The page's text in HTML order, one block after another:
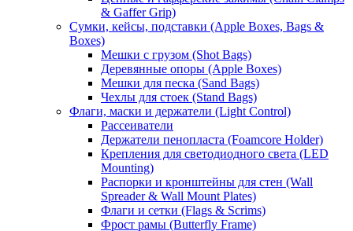
& Gaffer Grip)
Сумки, кейсы, подставки (Apple Boxes, Bags &
Boxes)
Мешки с грузом (Shot Bags)
Деревянные опоры (Apple Boxes)
Мешки для песка (Sand Bags)
Чехлы для стоек (Stand Bags)
Флаги, маски и держатели (Light Control)
Рассеиватели
Держатели пенопласта (Foamcore Holder)
Крепления для светодиодного света (LED
Mounting)
Распорки и кронштейны для стен (Wall
Spreader & Wall Mount Plates)
Флаги и сетки (Flags & Scrims)
Фрост рамы (Butterfly Frame)